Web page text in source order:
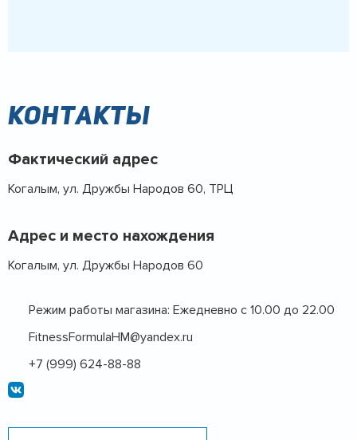
Контакты
Фактический адрес
Когалым, ул. Дружбы Народов 60, ТРЦ
Адрес и место нахождения
Когалым, ул. Дружбы Народов 60
Режим работы магазина: Ежедневно с 10.00 до 22.00
FitnessFormulaHM@yandex.ru
+7 (999) 624-88-88